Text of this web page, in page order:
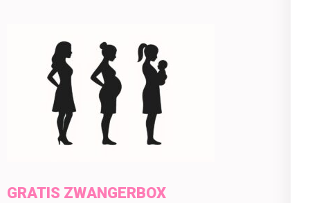
GRATIS ZWANGERBOX